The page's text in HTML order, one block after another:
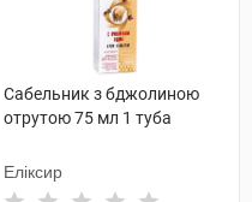
Сабельник з бджолиною
отрутою 75 мл 1 туба
Еліксир